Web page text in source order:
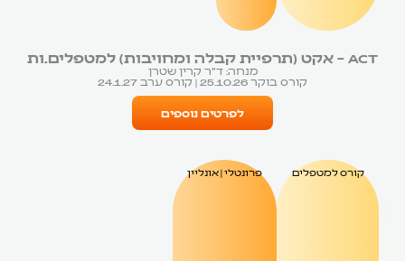
ACT – אקט (תרפיית קבלה ומחויבות) למטפלים.ות
מנחה: ד״ר קרין שטרן
קורס בוקר 25.10.26 | קורס ערב 24.1.27
לפרטים נוספים
קורס למטפלים פרונטלי | אונליין